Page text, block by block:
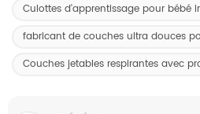
Culottes d'apprentissage pour bébé
fabricant de couches ultra douces
Couches jetables respirantes avec